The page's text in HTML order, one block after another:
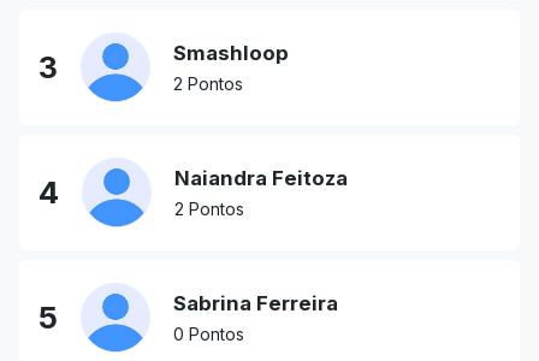
3 Smashloop
2 Pontos
4 Naiandra Feitoza
2 Pontos
5 Sabrina Ferreira
0 Pontos